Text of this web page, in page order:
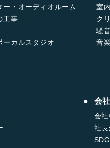
ー・オーディオルーム
工事
ーカルスタジオ
室
ク
騒
音
会
会
社